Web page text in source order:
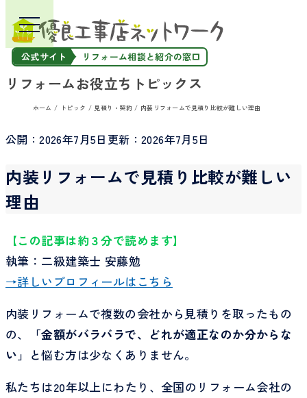
公式サイト リフォーム相談と紹介の窓口
リフォームお役立ちトピックス
ホーム トピック 見積り・契約 内装リフォームで見積り比較が難しい理由
公開：2026年7月5日 更新：2026年7月5日
内装リフォームで見積り比較が難しい
理由
【この記事は約３分で読めます】
執筆：二級建築士 安藤勉
→詳しいプロフィールはこちら
内装リフォームで複数の会社から見積りを取ったもの
の、
「金額がバラバラで、どれが適正なのか分からな
い」 と悩む方は少なくありません。
私たちは20年以上にわたり、全国のリフォーム会社の